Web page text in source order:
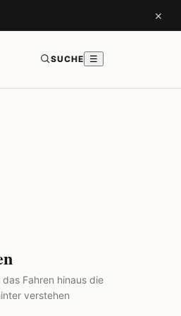
×
SUCHE ☰
Fahren hinaus die
verstehen